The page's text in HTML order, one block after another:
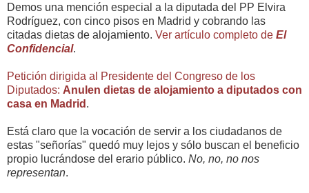
Demos una mención especial a la diputada del PP Elvira
Rodríguez, con cinco pisos en Madrid y cobrando las
citadas dietas de alojamiento. Ver artículo completo de El
Confidencial.
Petición dirigida al Presidente del Congreso de los
Diputados: Anulen dietas de alojamiento a diputados con
casa en Madrid .
Está claro que la vocación de servir a los ciudadanos de
estas "señorías" quedó muy lejos y sólo buscan el beneficio
propio lucrándose del erario público. No, no, no nos
representan.